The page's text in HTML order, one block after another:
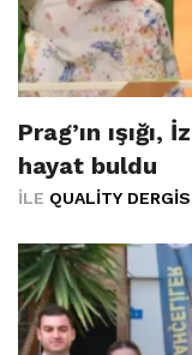
Prag’ın
hayat buldu
İLE QUALITY